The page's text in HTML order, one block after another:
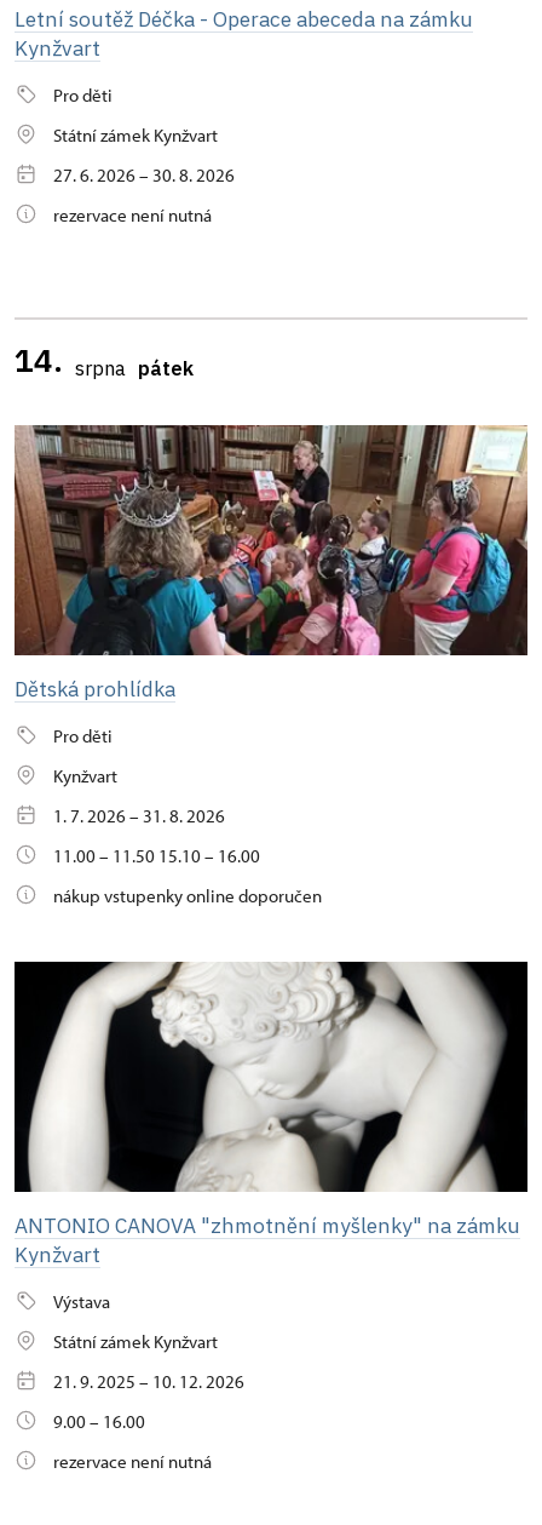
Letní soutěž Déčka - Operace abeceda na zámku
Kynžvart
Pro děti
Státní zámek Kynžvart
27. 6. 2026 – 30. 8. 2026
rezervace není nutná
14. srpna pátek
Dětská prohlídka
Pro děti
Kynžvart
1. 7. 2026 – 31. 8. 2026
11.00 – 11.50 15.10 – 16.00
nákup vstupenky online doporučen
ANTONIO CANOVA "zhmotnění myšlenky" na zámku
Kynžvart
Výstava
Státní zámek Kynžvart
21. 9. 2025 – 10. 12. 2026
9.00 – 16.00
rezervace není nutná